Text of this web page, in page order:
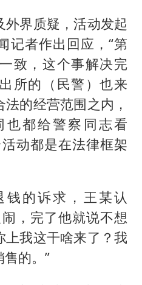
界质疑，活动发起
记者作出回应，“第
致，这个事解决完
所的（民警）也来
的经营范围之内，
都给警察同志看
动都是在法律框架
的诉求，王某认
，完了他就说不想
我这干啥来了？我
的。”